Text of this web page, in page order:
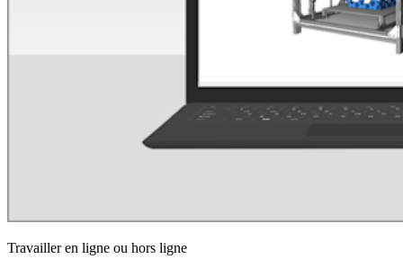
Travailler en ligne ou hors ligne